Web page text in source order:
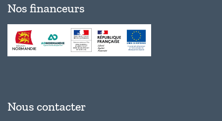
Nos financeurs
Nous contacter